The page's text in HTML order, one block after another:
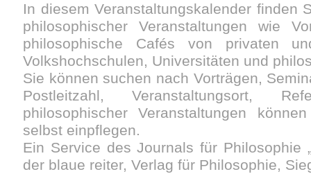
In diesem Veranstaltungskalender finden
philosophischer Veranstaltungen wie
philosophische Cafés von privaten
Volkshochschulen, Universitäten und
Sie können suchen nach Vorträgen,
Postleitzahl, Veranstaltungsort,
philosophischer Veranstaltungen
selbst einpflegen.
Ein Service des Journals für Philosophie
der blaue reiter, Verlag für Philosophie,